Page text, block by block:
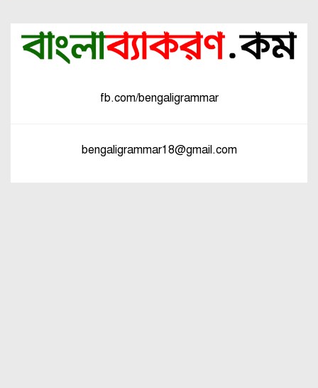
পুরুষবাচক শব্দের শেষে প্রত্যয় যোগে লিঙ্গ
fb.com/bengaligrammar
bengaligrammar18@gmail.com